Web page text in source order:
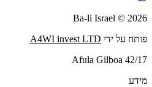
2026 © Ba-li Israel
פותח על ידי A4WI invest LTD
Afula Gilboa 42/17
מידע